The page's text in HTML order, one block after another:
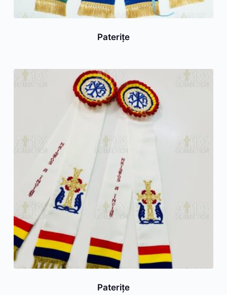
Pateriţe
Paterițe